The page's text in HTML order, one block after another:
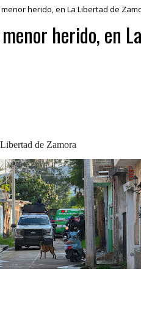
herido, en La Libertad de
herido, en
de Zamora